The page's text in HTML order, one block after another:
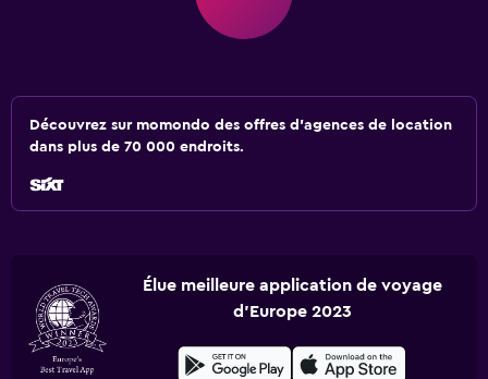
Découvrez sur momondo des offres d'agences de location
dans plus de 70 000 endroits.
Élue meilleure application de voyage
d'Europe 2023